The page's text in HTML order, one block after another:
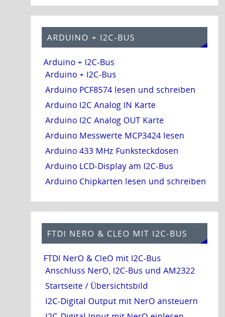
ARDUINO + I2C-BUS
Arduino + I2C-Bus
Arduino + I2C-Bus
Arduino PCF8574 lesen und schreiben
Arduino I2C Analog IN Karte
Arduino I2C Analog OUT Karte
Arduino Messwerte MCP3424 lesen
Arduino 433 MHz Funksteckdosen
Arduino LCD-Display am I2C-Bus
Arduino Chipkarten lesen und schreiben
FTDI NERO & CLEO MIT I2C-BUS
FTDI NerO & CleO mit I2C-Bus
Anschluss NerO, I2C-Bus und AM2322
Startseite / Übersichtsbild
I2C-Digital Output mit NerO ansteuern